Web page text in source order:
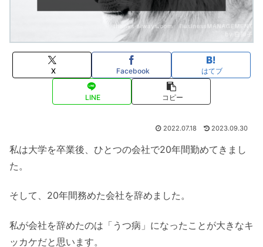
X Facebook はてブ
LINE コピー
2022.07.18 2023.09.30
私は大学を卒業後、ひとつの会社で20年間勤めてきまし
た。
そして、20年間務めた会社を辞めました。
私が会社を辞めたのは「うつ病」になったことが大きなキ
ッカケだと思います。